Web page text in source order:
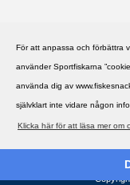
För att anpassa och förbättra
använder Sportfiskarna
använda dig av
självklart inte vidare någon
Klicka här för att läsa mer om
Copyright ©2002 -